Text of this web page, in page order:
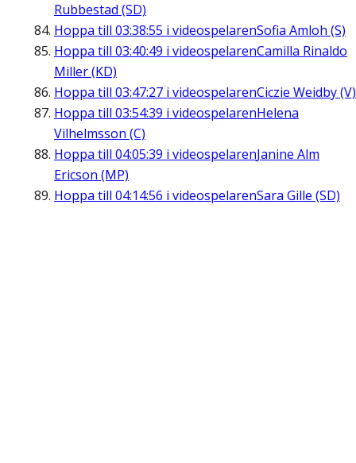
Rubbestad (SD)
Hoppa till 03:38:55 i videospelarenSofia Amloh (S)
Hoppa till 03:40:49 i videospelarenCamilla Rinaldo
Miller (KD)
Hoppa till 03:47:27 i videospelarenCiczie Weidby (V)
Hoppa till 03:54:39 i videospelarenHelena
Vilhelmsson (C)
Hoppa till 04:05:39 i videospelarenJanine Alm
Ericson (MP)
Hoppa till 04:14:56 i videospelarenSara Gille (SD)